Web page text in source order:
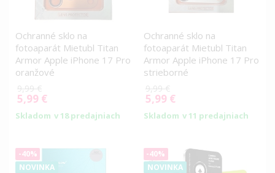
Ochranné sklo na
fotoaparát Mietubl Titan
Armor Apple iPhone 17 Pro
oranžové
9,99 €
Special
5,99 €
Skladom v 18 predajniach
Ochranné sklo na
fotoaparát Mietubl Titan
Armor Apple iPhone 17 Pro
strieborné
9,99 €
Special
5,99 €
Skladom v 11 predajniach
-40%
NOVINKA
-40%
NOVINKA